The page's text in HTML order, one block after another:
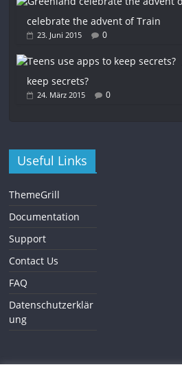
celebrate the advent of Train
23. Juni 2015 0
keep secrets?
24. März 2015 0
Useful Links
ThemeGrill
Documentation
Support
Contact Us
FAQ
Datenschutzerklär
ung